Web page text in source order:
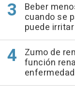
Beber
cuando se
puede
Zumo de
función